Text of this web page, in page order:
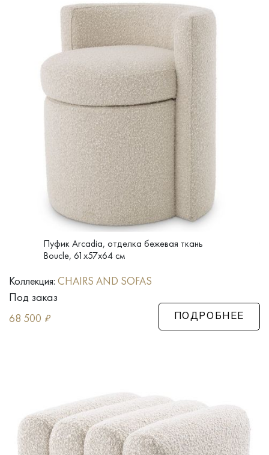
Пуфик Arcadia, отделка бежевая ткань
Boucle, 61x57x64 см
Коллекция: CHAIRS AND SOFAS
Под заказ
68 500 ₽ ПОДРОБНЕЕ